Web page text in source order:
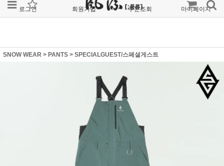
로그인 회원가입 주문조회 마이페이지
SNOW WEAR > PANTS > SPECIALGUEST/스페셜게스트